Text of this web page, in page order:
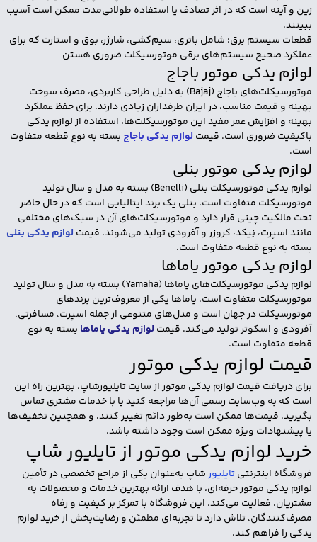
زین و آینه است که در اثر تصادف یا استفاده طولانی‌مدت ممکن است آسیب
ببینند.
قطعات سیستم برق: شامل باتری، سیم‌کشی، شارژر، بوق و استارت که برای
عملکرد صحیح سیستم‌های برقی موتورسیکلت ضروری هستن
لوازم یدکی موتور باجاج
موتورسیکلت‌های باجاج (Bajaj) به دلیل طراحی کاربردی، مصرف سوخت
بهینه و قیمت مناسب، در ایران طرفداران زیادی دارند. برای حفظ عملکرد
بهینه و افزایش عمر مفید این موتورسیکلت‌ها، استفاده از لوازم یدکی
باکیفیت ضروری است. قیمت لوازم یدکی باجاج بسته به نوع قطعه متفاوت
است.
لوازم یدکی موتور بنلی
لوازم یدکی موتورسیکلت بنلی (Benelli) بسته به مدل و سال تولید
موتورسیکلت متفاوت است. بنلی یک برند ایتالیایی است که در حال حاضر
تحت مالکیت چینی قرار دارد و موتورسیکلت‌های آن در سبک‌های مختلفی
مانند اسپرت، نِیکد، کروزر و آفرودی تولید می‌شوند. قیمت لوازم یدکی بنلی
بسته به نوع قطعه متفاوت است.
لوازم یدکی موتور یاماها
لوازم یدکی موتورسیکلت‌های یاماها (Yamaha) بسته به مدل و سال تولید
موتورسیکلت متفاوت است. یاماها یکی از معروف‌ترین برندهای
موتورسیکلت در جهان است و مدل‌های متنوعی از جمله اسپرت، مسافرتی،
آفرودی و اسکوتر تولید می‌کند. قیمت لوازم یدکی یاماها بسته به نوع
قطعه متفاوت است.
قیمت لوازم یدکی موتور
برای دریافت قیمت لوازم یدکی موتور از سایت تایلیورشاپ، بهترین راه این
است که به وب‌سایت رسمی آن‌ها مراجعه کنید یا با خدمات مشتری تماس
بگیرید. قیمت‌ها ممکن است به‌طور دائم تغییر کنند، و همچنین تخفیف‌ها
یا پیشنهادات ویژه ممکن است وجود داشته باشد.
خرید لوازم یدکی موتور از تایلیور شاپ
فروشگاه اینترنتیتایلیورشاپ به‌عنوان یکی از مراجع تخصصی در تأمین
لوازم یدکی موتور حرفه‌ای، با هدف ارائه بهترین خدمات و محصولات به
مشتریان، فعالیت می‌کند. این فروشگاه با تمرکز بر کیفیت و رفاه
مصرف‌کنندگان، تلاش دارد تا تجربه‌ای مطمئن و رضایت‌بخش از خرید لوازم
یدکی را فراهم کند.